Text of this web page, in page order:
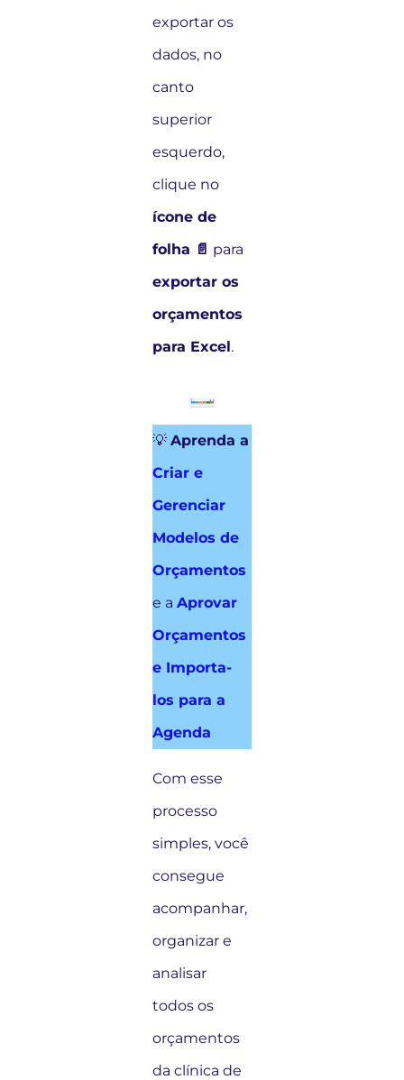
exportar os
dados, no
canto
superior
esquerdo,
clique no
ícone de
folha 📄 para
exportar os
orçamentos
para Excel.
💡Aprenda a
Criar e
Gerenciar
Modelos de
Orçamentos
e aAprovar
Orçamentos
e Importa-
los para a
Agenda
Com esse
processo
simples, você
consegue
acompanhar,
organizar e
analisar
todos os
orçamentos
da clínica de